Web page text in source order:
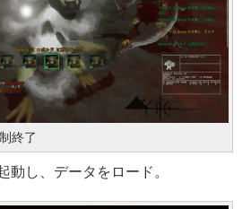
終了
し、データをロード。